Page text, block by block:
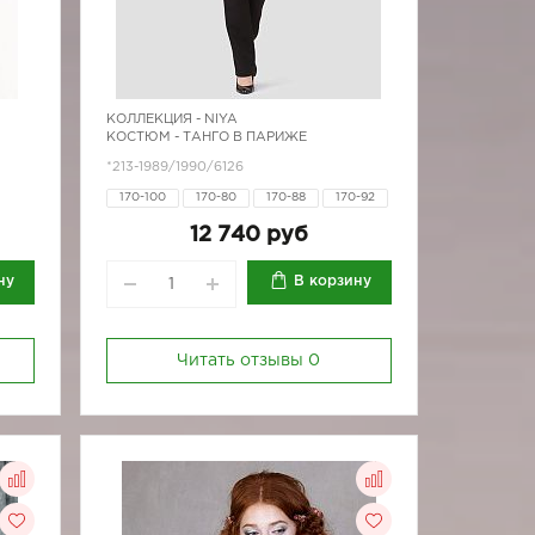
КОЛЛЕКЦИЯ - NIYA
КОСТЮМ - ТАНГО В ПАРИЖЕ
*213-1989/1990/6126
170-100 170-80 170-88 170-92
12 740 руб
В корзину
Читать отзывы 0